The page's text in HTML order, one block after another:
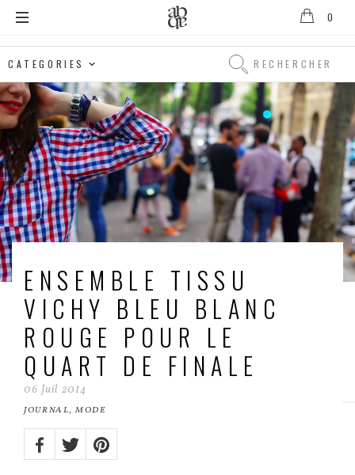
D'Anthenay
0
Rechercher
Rechercher
ENSEMBLE TISSU
VICHY BLEU BLANC
ROUGE POUR LE
QUART DE FINALE
06 Juil 2014
JOURNAL,MODE
Share
on:Facebook
TwitterPinterest